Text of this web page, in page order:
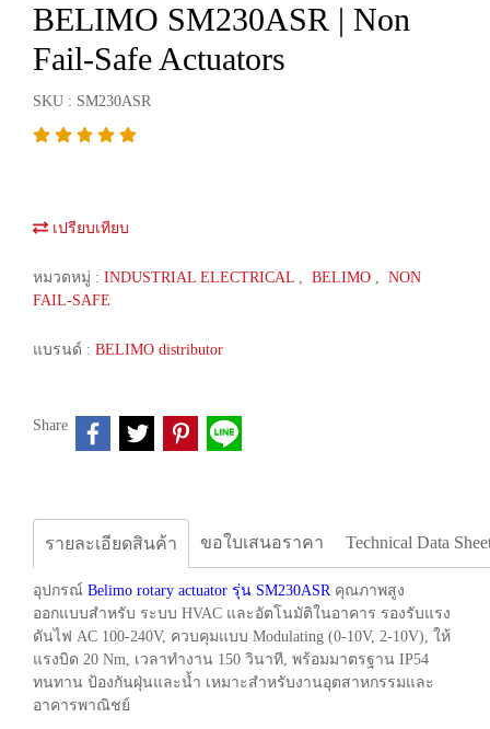
BELIMO SM230ASR | Non
Fail-Safe Actuators
SKU : SM230ASR
เปรียบเทียบ
หมวดหมู่ : INDUSTRIAL ELECTRICAL , BELIMO , NON
FAIL-SAFE
แบรนด์ : BELIMO distributor
Share
รายละเอียดสินค้า ขอใบเสนอราคา Technical Data
อุปกรณ์ Belimo rotary actuator รุ่น SM230ASR คุณภาพสูง
ออกแบบสำหรับ ระบบ HVAC และอัตโนมัติในอาคาร รองรับแรง
ดันไฟ AC 100-240V, ควบคุมแบบ Modulating (0-10V, 2-10V), ให้
แรงบิด 20 Nm, เวลาทำงาน 150 วินาที, พร้อมมาตรฐาน IP54
ทนทาน ป้องกันฝุ่นและน้ำ เหมาะสำหรับงานอุตสาหกรรมและ
อาคารพาณิชย์